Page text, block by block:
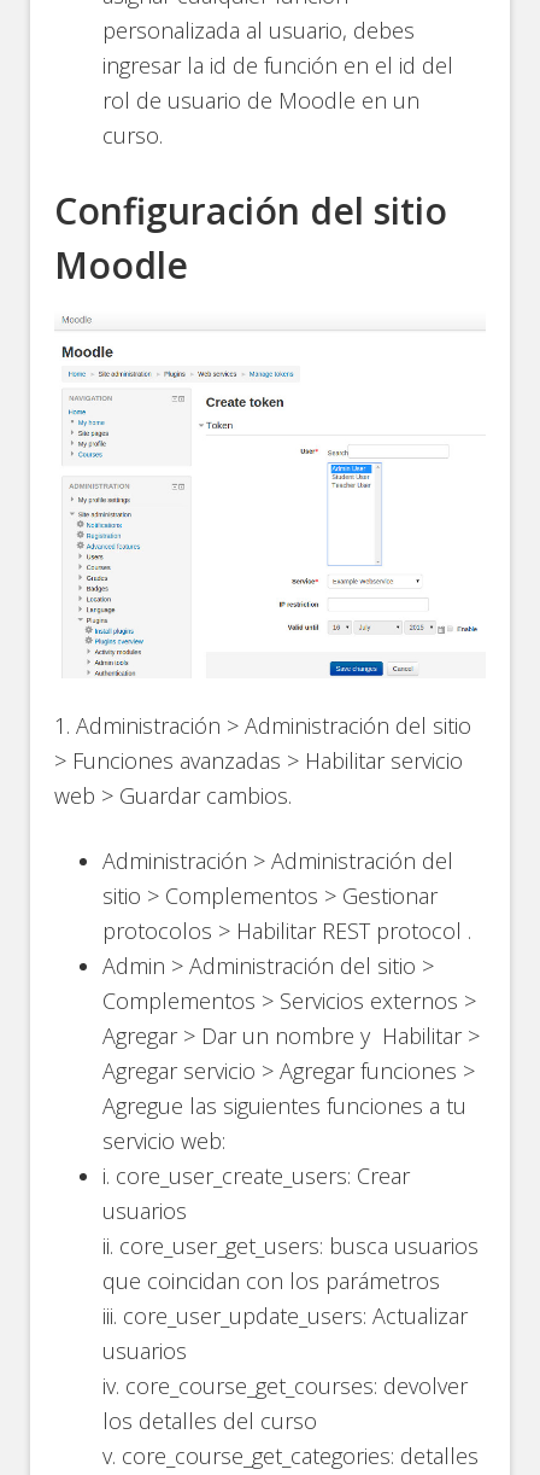
personalizada al usuario, debes
ingresar la id de función en el id del
rol de usuario de Moodle en un
curso.
Configuración del sitio
Moodle
1. Administración > Administración del sitio
> Funciones avanzadas > Habilitar servicio
web > Guardar cambios.
Administración > Administración del
sitio > Complementos > Gestionar
protocolos > Habilitar REST protocol .
Admin > Administración del sitio >
Complementos > Servicios externos >
Agregar > Dar un nombre y Habilitar >
Agregar servicio > Agregar funciones >
Agregue las siguientes funciones a tu
servicio web:
i. core_user_create_users: Crear
usuarios
ii. core_user_get_users: busca usuarios
que coincidan con los parámetros
iii. core_user_update_users: Actualizar
usuarios
iv. core_course_get_courses: devolver
los detalles del curso
v. core_course_get_categories: detalles